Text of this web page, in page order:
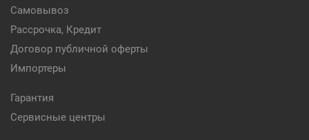
Самовывоз
Рассрочка, Кредит
Договор публичной оферты
Импортеры
Гарантия
Сервисные центры